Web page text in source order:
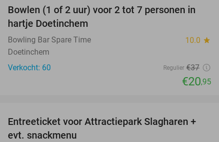
43%
Bowlen (1 of 2 uur) voor 2 tot 7 personen in
hartje Doetinchem
Bowling Bar Spare Time 10.0 star
Doetinchem
Verkocht: 60
Regulier €37
€20,95
41%
Entreeticket voor Attractiepark Slagharen +
evt. snackmenu